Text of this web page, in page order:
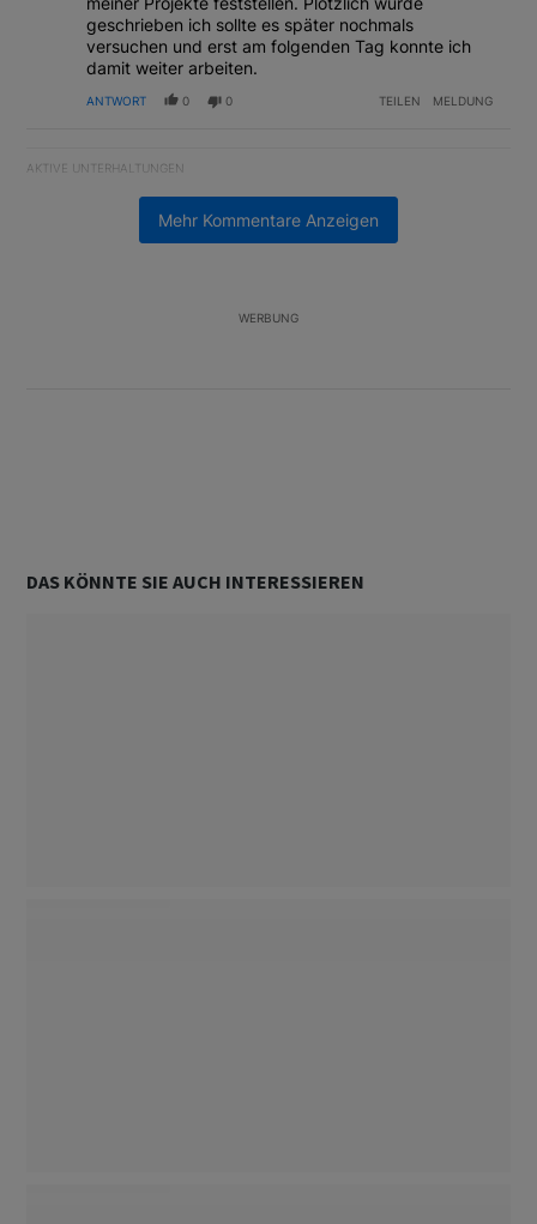
Mehr Kommentare Anzeigen
geschrieben ich sollte es später nochmals
versuchen und erst am folgenden Tag konnte ich
damit weiter arbeiten.
ANTWORT 0 0 TEILEN MELDUNG
AKTIVE UNTERHALTUNGEN
Ein Trendartikel mit dem Titel "Schifffahrt in Strasse von
Schifffahrt in Strasse von Hormus wohl weiterhin
massiv gestört
1
WERBUNG
DAS KÖNNTE SIE AUCH INTERESSIEREN